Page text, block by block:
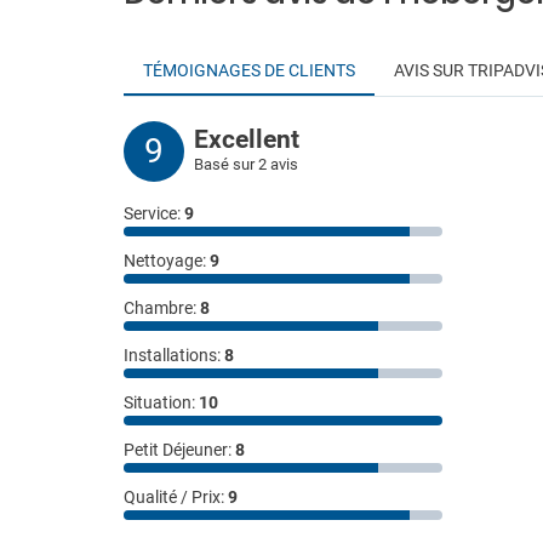
TÉMOIGNAGES DE CLIENTS AVIS SUR
9 Excellent
Basé sur 2 avis
Service:9
Nettoyage:9
Chambre:8
Installations:8
Situation: 10
Petit Déjeuner:8
Qualité / Prix:9